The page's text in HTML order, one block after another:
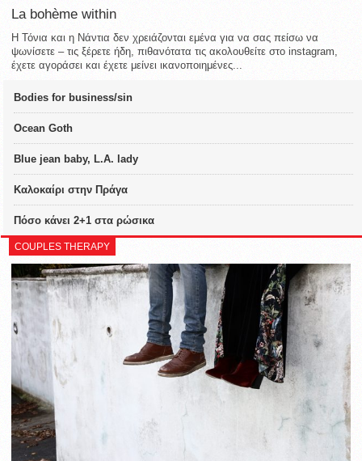
La bohème within
Η Τόνια και η Νάντια δεν χρειάζονται εμένα για να σας πείσω να
ψωνίσετε – τις ξέρετε ήδη, πιθανότατα τις ακολουθείτε στο instagram,
έχετε αγοράσει και έχετε μείνει ικανοποιημένες...
Bodies for business/sin
Ocean Goth
Blue jean baby, L.A. lady
Καλοκαίρι στην Πράγα
Πόσο κάνει 2+1 στα ρώσικα
COUPLES THERAPY